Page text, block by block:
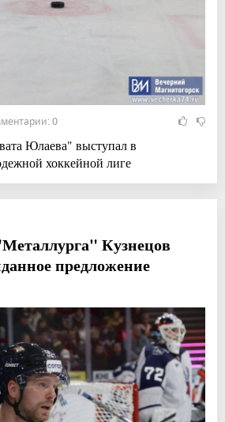
0
Юлаева" выступал в
хоккейной лиге
Кузнецов
предложение